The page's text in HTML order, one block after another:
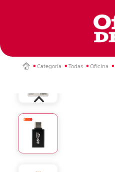
Categoría Todas Oficina